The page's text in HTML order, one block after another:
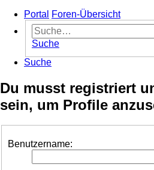
Portal
Foren-Übersicht
Suche
Suche
Du musst registriert
sein, um Profile
Benutzername: